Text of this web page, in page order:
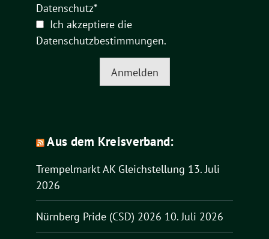
Datenschutz*
Ich akzeptiere die
Datenschutzbestimmungen.
Anmelden
Aus dem Kreisverband:
Trempelmarkt AK Gleichstellung 13. Juli
2026
Nürnberg Pride (CSD) 2026 10. Juli 2026